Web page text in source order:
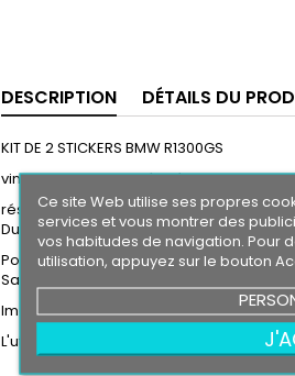
DESCRIPTION DÉTAILS DU
KIT DE 2 STICKERS BMW R1300GS
vinyl professionnel très résistant
résiste a l'eau, essence, chaleur, froid.
Durée de vie entre 3 et 5 ans environs
Pose facile livré directement sur papier
Sans couleur de fond , la couleur de
Images non contractuelles
L'utilisation d'un logo sans autorisation
Ce site Web utilise ses propres
services et vous montrer des
vos habitudes de navigation. Pour
utilisation, appuyez sur le bouton